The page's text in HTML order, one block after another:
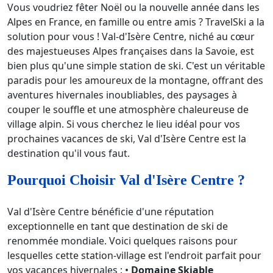
Vous voudriez fêter Noël ou la nouvelle année dans les
Alpes en France, en famille ou entre amis ? TravelSki a la
solution pour vous ! Val-d'Isère Centre, niché au cœur
des majestueuses Alpes françaises dans la Savoie, est
bien plus qu'une simple station de ski. C'est un véritable
paradis pour les amoureux de la montagne, offrant des
aventures hivernales inoubliables, des paysages à
couper le souffle et une atmosphère chaleureuse de
village alpin. Si vous cherchez le lieu idéal pour vos
prochaines vacances de ski, Val d'Isère Centre est la
destination qu'il vous faut.
Pourquoi Choisir Val d'Isère Centre ?
Val d'Isère Centre bénéficie d'une réputation
exceptionnelle en tant que destination de ski de
renommée mondiale. Voici quelques raisons pour
lesquelles cette station-village est l'endroit parfait pour
vos vacances hivernales : • Domaine Skiable